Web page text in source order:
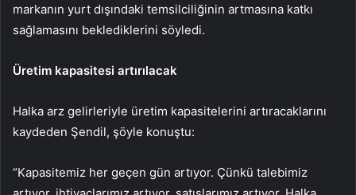
markanın yurt dışındaki temsilciliğinin artmasına katkı
sağlamasını beklediklerini söyledi.
Üretim kapasitesi artırılacak
Halka arz gelirleriyle üretim kapasitelerini artıracaklarını
kaydeden Şendil, şöyle konuştu:
“Kapasitemiz her geçen gün artıyor. Çünkü talebimiz